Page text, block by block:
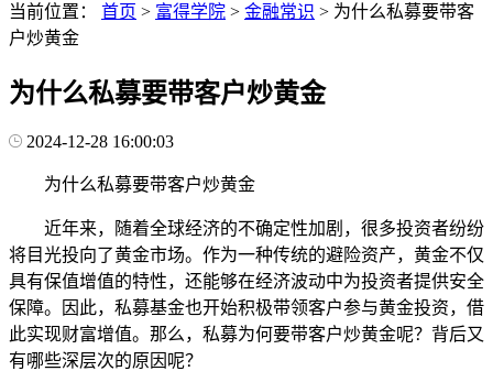
当前位置：
首页 > 富得学院 > 金融常识 > 为什么私募要带客
户炒黄金
为什么私募要带客户炒黄金
2024-12-28 16:00:03
为什么私募要带客户炒黄金
近年来，随着全球经济的不确定性加剧，很多投资者纷纷
将目光投向了黄金市场。作为一种传统的避险资产，黄金不仅
具有保值增值的特性，还能够在经济波动中为投资者提供安全
保障。因此，私募基金也开始积极带领客户参与黄金投资，借
此实现财富增值。那么，私募为何要带客户炒黄金呢？背后又
有哪些深层次的原因呢？